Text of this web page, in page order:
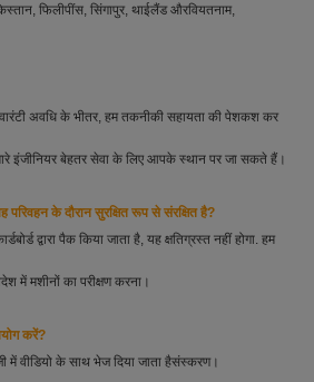
फिलीपींस, सिंगापुर, थाईलैंड औरवियतनाम,
वारंटी अवधि के भीतर, हम तकनीकी सहायता की पेशकश कर
इंजीनियर बेहतर सेवा के लिए आपके स्थान पर जा सकते हैं।
के दौरान सुरक्षित रूप से संरक्षित है?
द्वारा पैक किया जाता है, यह क्षतिग्रस्त नहीं होगा. हम
में मशीनों का परीक्षण करना।
करें?
वीडियो के साथ भेज दिया जाता हैसंस्करण।